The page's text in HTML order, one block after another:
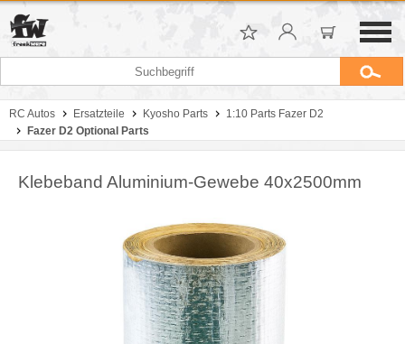
RC Autos Ersatzteile Kyosho Parts
1:10 Parts Fazer D2
Fazer D2 Optional Parts
Klebeband Aluminium-Gewebe 40x2500mm